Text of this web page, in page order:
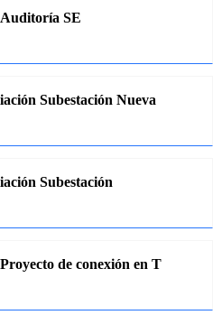
SE
Subestación Nueva
Subestación
de conexión en T